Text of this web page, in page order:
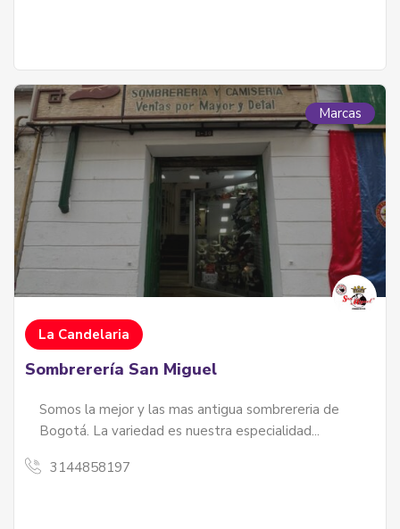
Marcas
La Candelaria
Sombrerería San Miguel
Somos la mejor y las mas antigua sombrereria de
Bogotá. La variedad es nuestra especialidad...
3144858197